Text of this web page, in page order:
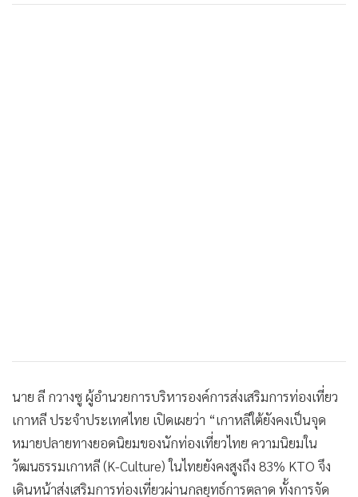
นาย ลี กวางซู ผู้อำนวยการบริหารองค์การส่งเสริมการท่องเที่ยว
เกาหลี ประจำประเทศไทย เปิดเผยว่า “เกาหลีใต้ยังคงเป็นจุด
หมายปลายทางยอดนิยมของนักท่องเที่ยวไทย ความนิยมใน
วัฒนธรรมเกาหลี (K-Culture) ในไทยยังคงสูงถึง 83% KTO จึง
เดินหน้าส่งเสริมการท่องเที่ยวผ่านกลยุทธ์การตลาด ทั้งการจัด